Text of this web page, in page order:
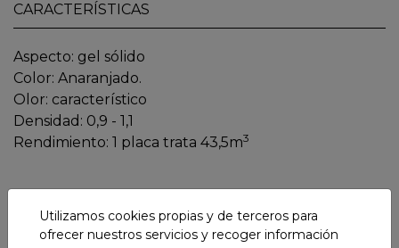
CARACTERÍSTICAS
Aspecto: gel sólido
Color: Anaranjado.
Olor: característico
Densidad: 0,9 - 1,1
Rendimiento: 1 placa trata 43,5m3
CONTÁCTANOS
Utilizamos cookies propias y de terceros para
ofrecer nuestros servicios y recoger información